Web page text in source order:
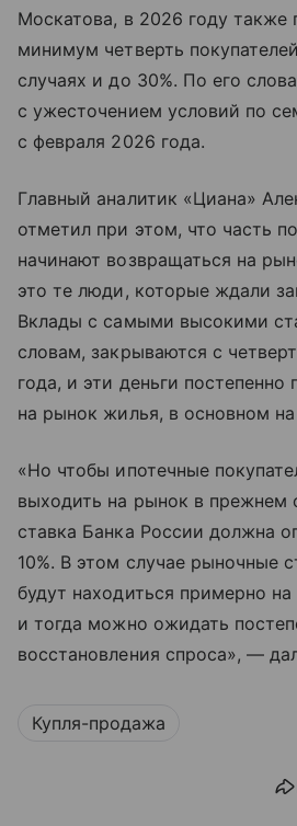
Москатова, в 2026 году также
минимум четверть
случаях и до 30%. По его
с ужесточением условий по
с февраля 2026 года.
Главный аналитик «Циана»
отметил при этом, что часть
начинают возвращаться на
это те люди, которые ждали
Вклады с самыми высокими
словам, закрываются с
года, и эти деньги постепенно
на рынок жилья, в основном
«Но чтобы ипотечные
выходить на рынок в прежнем
ставка Банка России должна
10%. В этом случае рыночные
будут находиться примерно на
и тогда можно ожидать
восстановления спроса», —
Купля-продажа